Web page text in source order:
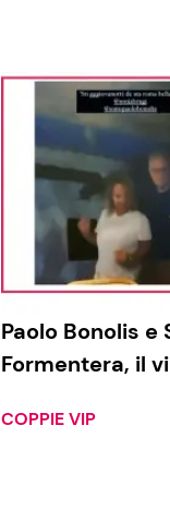
Paolo Bonolis e
Formentera, il
COPPIE VIP